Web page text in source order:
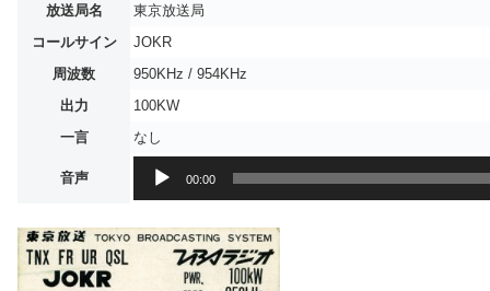
放送局名
東京放送局
コールサイン
JOKR
周波数
950KHz / 954KHz
出力
100KW
一言
なし
音声
レ
00:00